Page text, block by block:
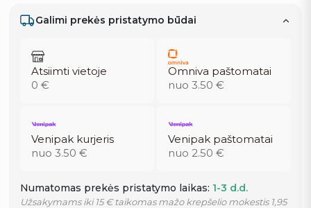
Galimi prekės pristatymo būdai
Atsiimti vietoje
0 €
Omniva paštomatai
nuo 3.50 €
Venipak kurjeris
nuo 3.50 €
Venipak paštomatai
nuo 2.50 €
Numatomas prekės pristatymo laikas: 1-3 d.d.
Užsakymams iki 15 € taikomas mažo krepšelio mokestis 1,95